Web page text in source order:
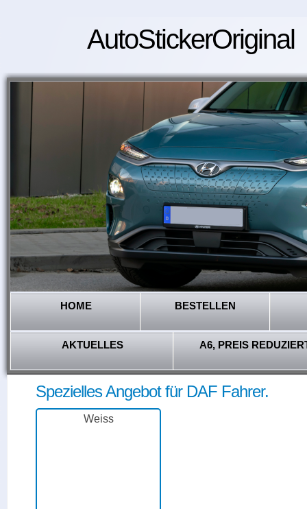
AutoStickerOriginal
HOME BESTELLEN
AKTUELLES A6, PREIS
Spezielles Angebot für DAF Fahrer.
Weiss